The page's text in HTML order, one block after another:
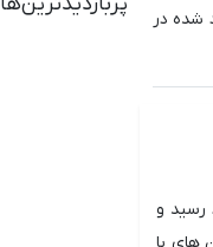
شده در
رسید و